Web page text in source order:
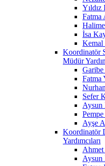
Yıldız
Fatma
İsa
Kemal
Koordinatör
Müdür
Garibe
Fatma
Sefer
Ayşe
Koordinatör
Yardımcıları
Ahmet
Aysun